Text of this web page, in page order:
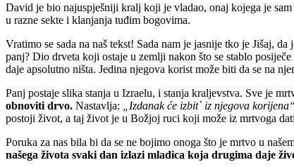
David je bio najuspješniji kralj koji je vladao, onaj kojega je
u razne sekte i klanjanja tuđim bogovima.
Vratimo se sada na naš tekst! Sada nam je jasnije tko je Jišaj,
panj? Dio drveta koji ostaje u zemlji nakon što se stablo
daje apsolutno ništa. Jedina njegova korist može biti da se na
Panj postaje slika stanja u Izraelu, i stanja kraljevstva. Sve je
obnoviti drvo. Nastavlja: „Izdanak će izbit` iz njegova
postoji život, a taj život je u Božjoj ruci koji može iz mrtvoga
Poruka za nas bila bi da se ne bojimo onoga što je mrtvo u
našega života svaki dan izlazi mladica koja drugima daje